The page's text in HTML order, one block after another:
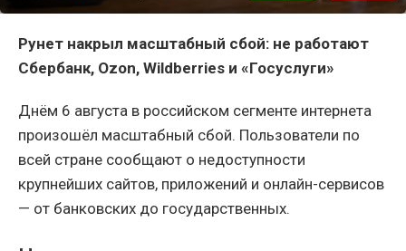
Рунет накрыл масштабный сбой: не работают
Сбербанк, Ozon, Wildberries и «Госуслуги»
Днём 6 августа в российском сегменте интернета
произошёл масштабный сбой. Пользователи по
всей стране сообщают о недоступности
крупнейших сайтов, приложений и онлайн-сервисов
— от банковских до государственных.